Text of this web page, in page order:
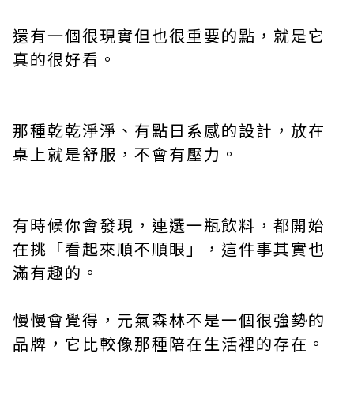
還有一個很現實但也很重要的點，就是它
真的很好看。
那種乾乾淨淨、有點日系感的設計，放在
桌上就是舒服，不會有壓力。
有時候你會發現，連選一瓶飲料，都開始
在挑「看起來順不順眼」，這件事其實也
滿有趣的。
慢慢會覺得，元氣森林不是一個很強勢的
品牌，它比較像那種陪在生活裡的存在。